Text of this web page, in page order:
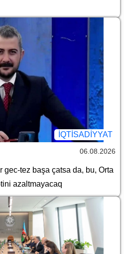
İQTİSADİYYAT
06.08.2026
tez başa çatsa da, bu, Orta
azaltmayacaq